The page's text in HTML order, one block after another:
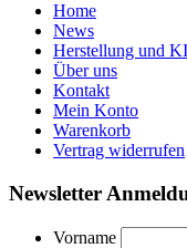
Home
News
Herstellung und KI
Über uns
Kontakt
Mein Konto
Warenkorb
Vertrag widerrufen
Newsletter
Vorname